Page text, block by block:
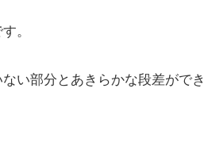
。
い部分とあきらかな段差ができ